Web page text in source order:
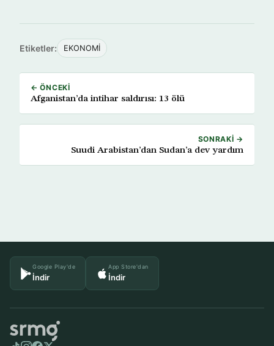
Etiketler: EKONOMİ
← ÖNCEKI
Afganistan’da intihar saldırısı: 13 ölü
SONRAKI →
Suudi Arabistan’dan Sudan’a dev yardım
Google Play'de
İndir
App Store'dan
İndir